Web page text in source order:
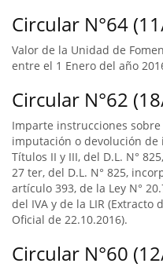
Circular N°64
Valor de la Unidad de
entre el 1 Enero del año
Circular N°62
Imparte instrucciones
imputación o devolución
Títulos II y III, del D.L. N°
27 ter, del D.L. N° 825,
artículo 393, de la Ley N°
del IVA y de la LIR
Oficial de 22.10.2016).
Circular N°60